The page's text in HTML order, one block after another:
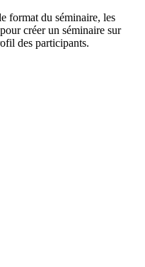
format du séminaire, les
créer un séminaire sur
des participants.